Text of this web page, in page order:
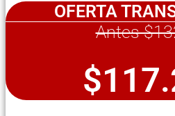
OFERTA
Antes